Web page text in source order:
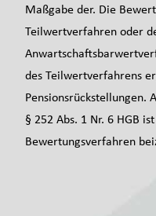
Maßgabe der. Die
Teilwertverfahren oder
des Teilwertverfahrens
Pensionsrückstellungen.
§ 252 Abs. 1 Nr. 6 HGB
Bewertungsverfahren